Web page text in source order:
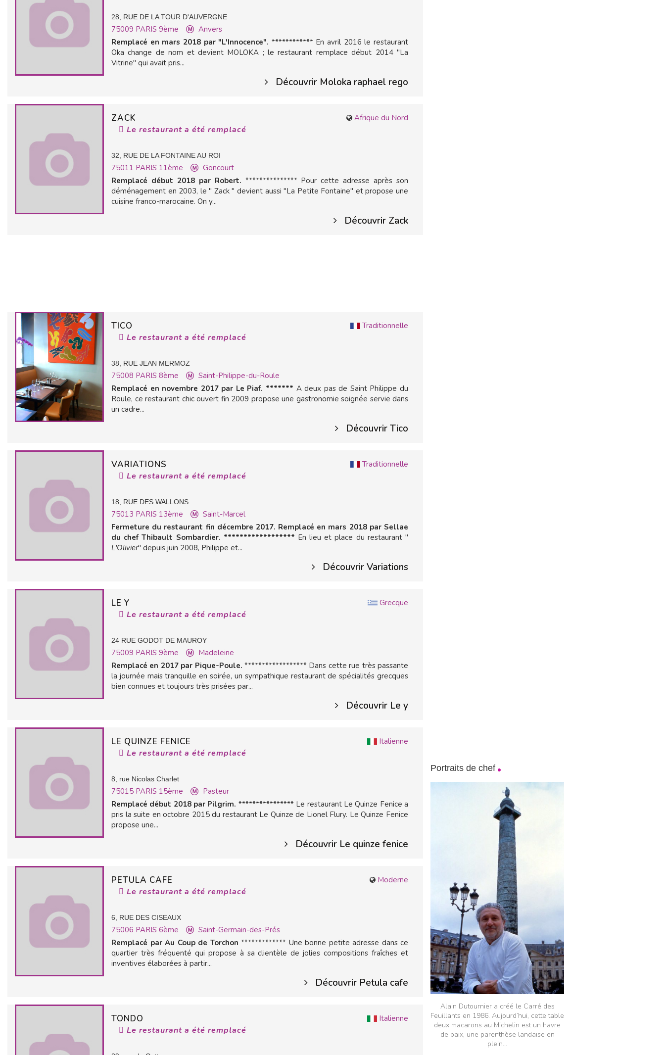
28, RUE DE LA TOUR D'AUVERGNE
75009 PARIS 9ème
Anvers
Remplacé en mars 2018 par "L'Innocence". ************ En avril 2016 le restaurant
Oka change de nom et devient MOLOKA ; le restaurant remplace début 2014 "La
Vitrine" qui avait pris...
Découvrir Moloka raphael rego
Afrique du Nord
ZACK
Le restaurant a été remplacé
32, RUE DE LA FONTAINE AU ROI
75011 PARIS 11ème
Goncourt
Remplacé début 2018 par Robert. *************** Pour cette adresse après son
déménagement en 2003, le " Zack " devient aussi "La Petite Fontaine" et propose une
cuisine franco-marocaine. On y...
Découvrir Zack
Traditionnelle
TICO
Le restaurant a été remplacé
38, RUE JEAN MERMOZ
75008 PARIS 8ème
Saint-Philippe-du-Roule
Remplacé en novembre 2017 par Le Piaf. ******* A deux pas de Saint Philippe du
Roule, ce restaurant chic ouvert fin 2009 propose une gastronomie soignée servie dans
un cadre...
Découvrir Tico
Traditionnelle
VARIATIONS
Le restaurant a été remplacé
18, RUE DES WALLONS
75013 PARIS 13ème
Saint-Marcel
Fermeture du restaurant fin décembre 2017. Remplacé en mars 2018 par Sellae
du chef Thibault Sombardier. ****************** En lieu et place du restaurant "
L'Olivier" depuis juin 2008, Philippe et...
Découvrir Variations
Grecque
LE Y
Le restaurant a été remplacé
24 RUE GODOT DE MAUROY
75009 PARIS 9ème
Madeleine
Remplacé en 2017 par Pique-Poule. ****************** Dans cette rue très passante
la journée mais tranquille en soirée, un sympathique restaurant de spécialités grecques
bien connues et toujours très prisées par...
Découvrir Le y
Italienne
LE QUINZE FENICE
Le restaurant a été remplacé
8, rue Nicolas Charlet
75015 PARIS 15ème
Pasteur
Remplacé début 2018 par Pilgrim. **************** Le restaurant Le Quinze Fenice a
pris la suite en octobre 2015 du restaurant Le Quinze de Lionel Flury. Le Quinze Fenice
propose une...
Découvrir Le quinze fenice
Moderne
PETULA CAFE
Le restaurant a été remplacé
6, RUE DES CISEAUX
75006 PARIS 6ème
Saint-Germain-des-Prés
Remplacé par Au Coup de Torchon ************* Une bonne petite adresse dans ce
quartier très fréquenté qui propose à sa clientèle de jolies compositions fraîches et
inventives élaborées à partir...
Découvrir Petula cafe
Italienne
TONDO
Le restaurant a été remplacé
Portraits de chef
Alain Dutournier a créé le Carré des
Feuillants en 1986. Aujourd’hui, cette table
deux macarons au Michelin est un havre
de paix, une parenthèse landaise en
plein...